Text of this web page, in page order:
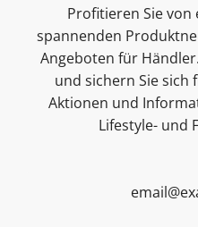
Cookie
Profitieren Sie von
spannenden
Angeboten für
und sichern Sie sich
Aktionen und
Lifestyle- und